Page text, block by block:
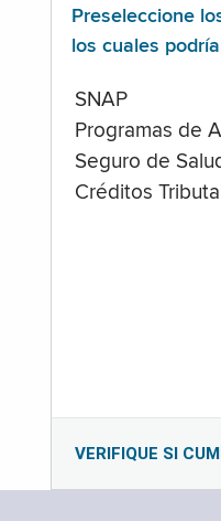
Preseleccione
los cuales
SNAP
Programas de
Seguro de
Créditos
VERIFIQUE SI